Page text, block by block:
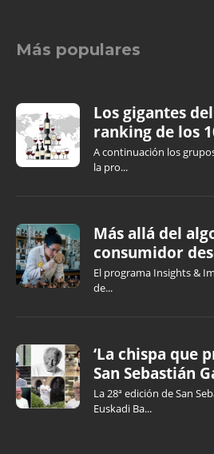
Más populares
Los gigantes
ranking de los
A continuación los
la pro...
Más allá del
consumidor
El programa Insights &
de...
‘La chispa que
San Sebastián
La 28ª edición de San
Euskadi Ba...